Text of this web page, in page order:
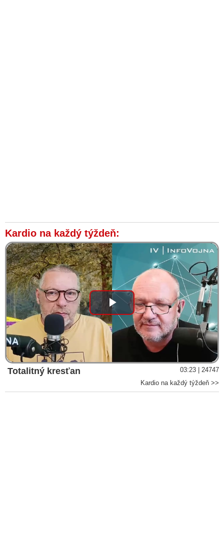
Kardio na každý týždeň:
Play
Video
Totalitný kresťan
03:23 | 24747
Kardio na každý týždeň >>